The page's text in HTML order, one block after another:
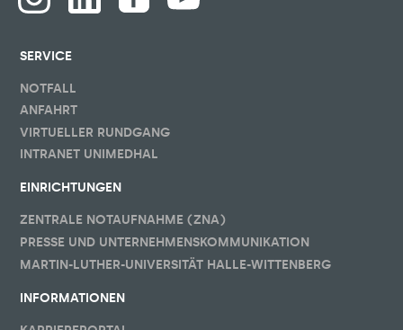
SERVICE
NOTFALL
ANFAHRT
VIRTUELLER RUNDGANG
INTRANET UNIMEDHAL
EINRICHTUNGEN
ZENTRALE NOTAUFNAHME (ZNA)
PRESSE UND UNTERNEHMENSKOMMUNIKATION
MARTIN-LUTHER-UNIVERSITÄT HALLE-WITTENBERG
INFORMATIONEN